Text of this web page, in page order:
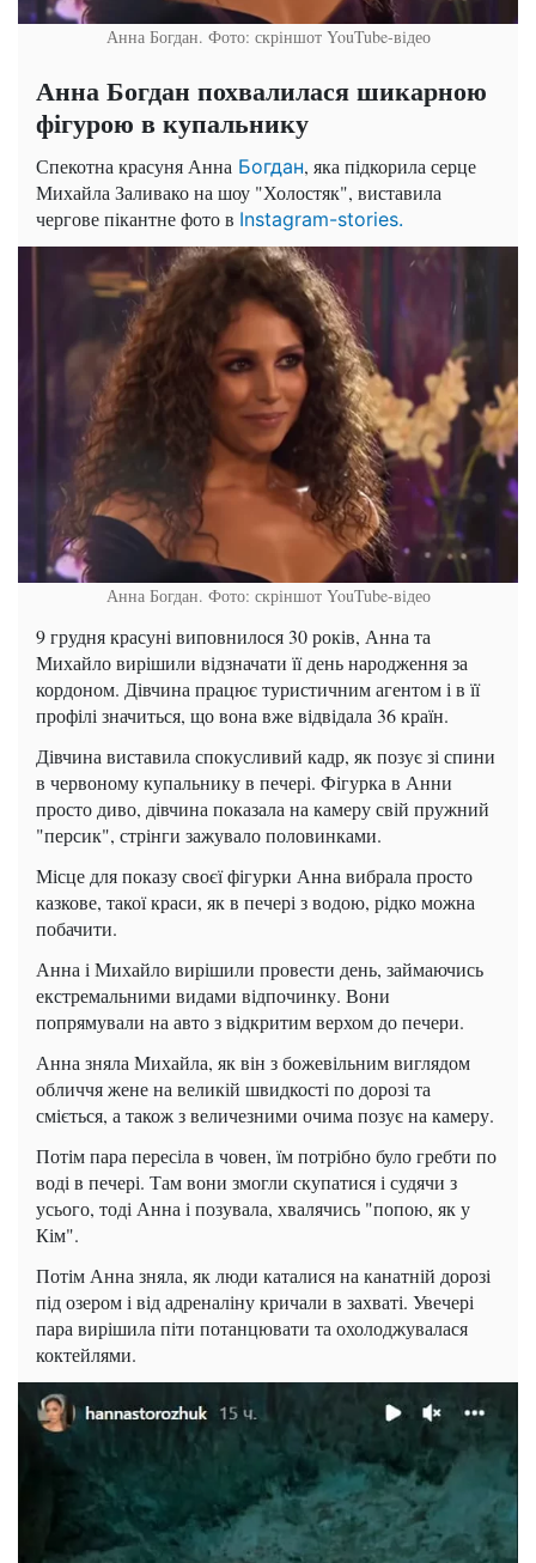
Анна Богдан. Фото: скріншот YouTube-відео
Анна Богдан похвалилася шикарною
фігурою в купальнику
Спекотна красуня Анна Богдан, яка підкорила серце
Михайла Заливако на шоу "Холостяк", виставила
чергове пікантне фото в Instagram-stories.
Анна Богдан. Фото: скріншот YouTube-відео
9 грудня красуні виповнилося 30 років, Анна та
Михайло вирішили відзначати її день народження за
кордоном. Дівчина працює туристичним агентом і в її
профілі значиться, що вона вже відвідала 36 країн.
Дівчина виставила спокусливий кадр, як позує зі спини
в червоному купальнику в печері. Фігурка в Анни
просто диво, дівчина показала на камеру свій пружний
"персик", стрінги зажувало половинками.
Місце для показу своєї фігурки Анна вибрала просто
казкове, такої краси, як в печері з водою, рідко можна
побачити.
Анна і Михайло вирішили провести день, займаючись
екстремальними видами відпочинку. Вони
попрямували на авто з відкритим верхом до печери.
Анна зняла Михайла, як він з божевільним виглядом
обличчя жене на великій швидкості по дорозі та
сміється, а також з величезними очима позує на камеру.
Потім пара пересіла в човен, їм потрібно було гребти по
воді в печері. Там вони змогли скупатися і судячи з
усього, тоді Анна і позувала, хвалячись "попою, як у
Кім".
Потім Анна зняла, як люди каталися на канатній дорозі
під озером і від адреналіну кричали в захваті. Увечері
пара вирішила піти потанцювати та охолоджувалася
коктейлями.